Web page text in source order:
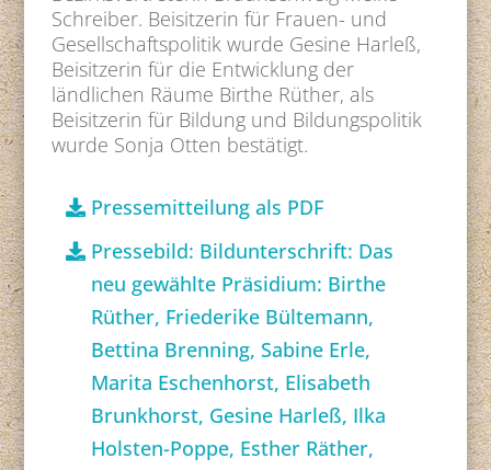
Schreiber. Beisitzerin für Frauen- und
Gesellschaftspolitik wurde Gesine Harleß,
Beisitzerin für die Entwicklung der
ländlichen Räume Birthe Rüther, als
Beisitzerin für Bildung und Bildungspolitik
wurde Sonja Otten bestätigt.
Pressemitteilung als PDF
Pressebild: Bildunterschrift: Das
neu gewählte Präsidium: Birthe
Rüther, Friederike Bültemann,
Bettina Brenning, Sabine Erle,
Marita Eschenhorst, Elisabeth
Brunkhorst, Gesine Harleß, Ilka
Holsten-Poppe, Esther Räther,